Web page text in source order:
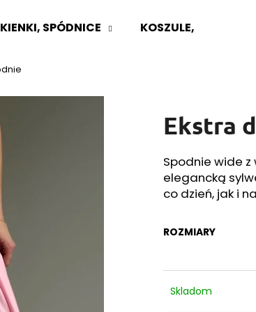
SPÓDNICE KOSZULE, BLUZKI
Ekstra
Spodnie wide z
elegancką
co dzień, jak i
ROZMIARY
Skladom
SZUKAJ